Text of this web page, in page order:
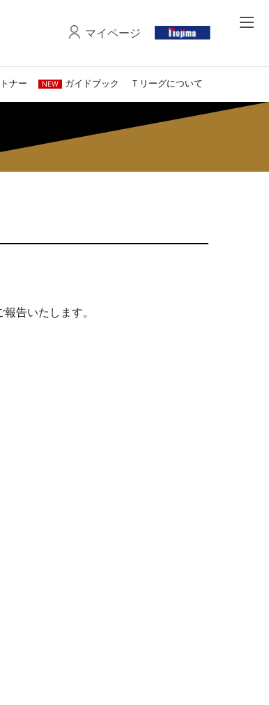
マイページ
ナー NEW ガイドブック Ｔリーグについて
告いたします。